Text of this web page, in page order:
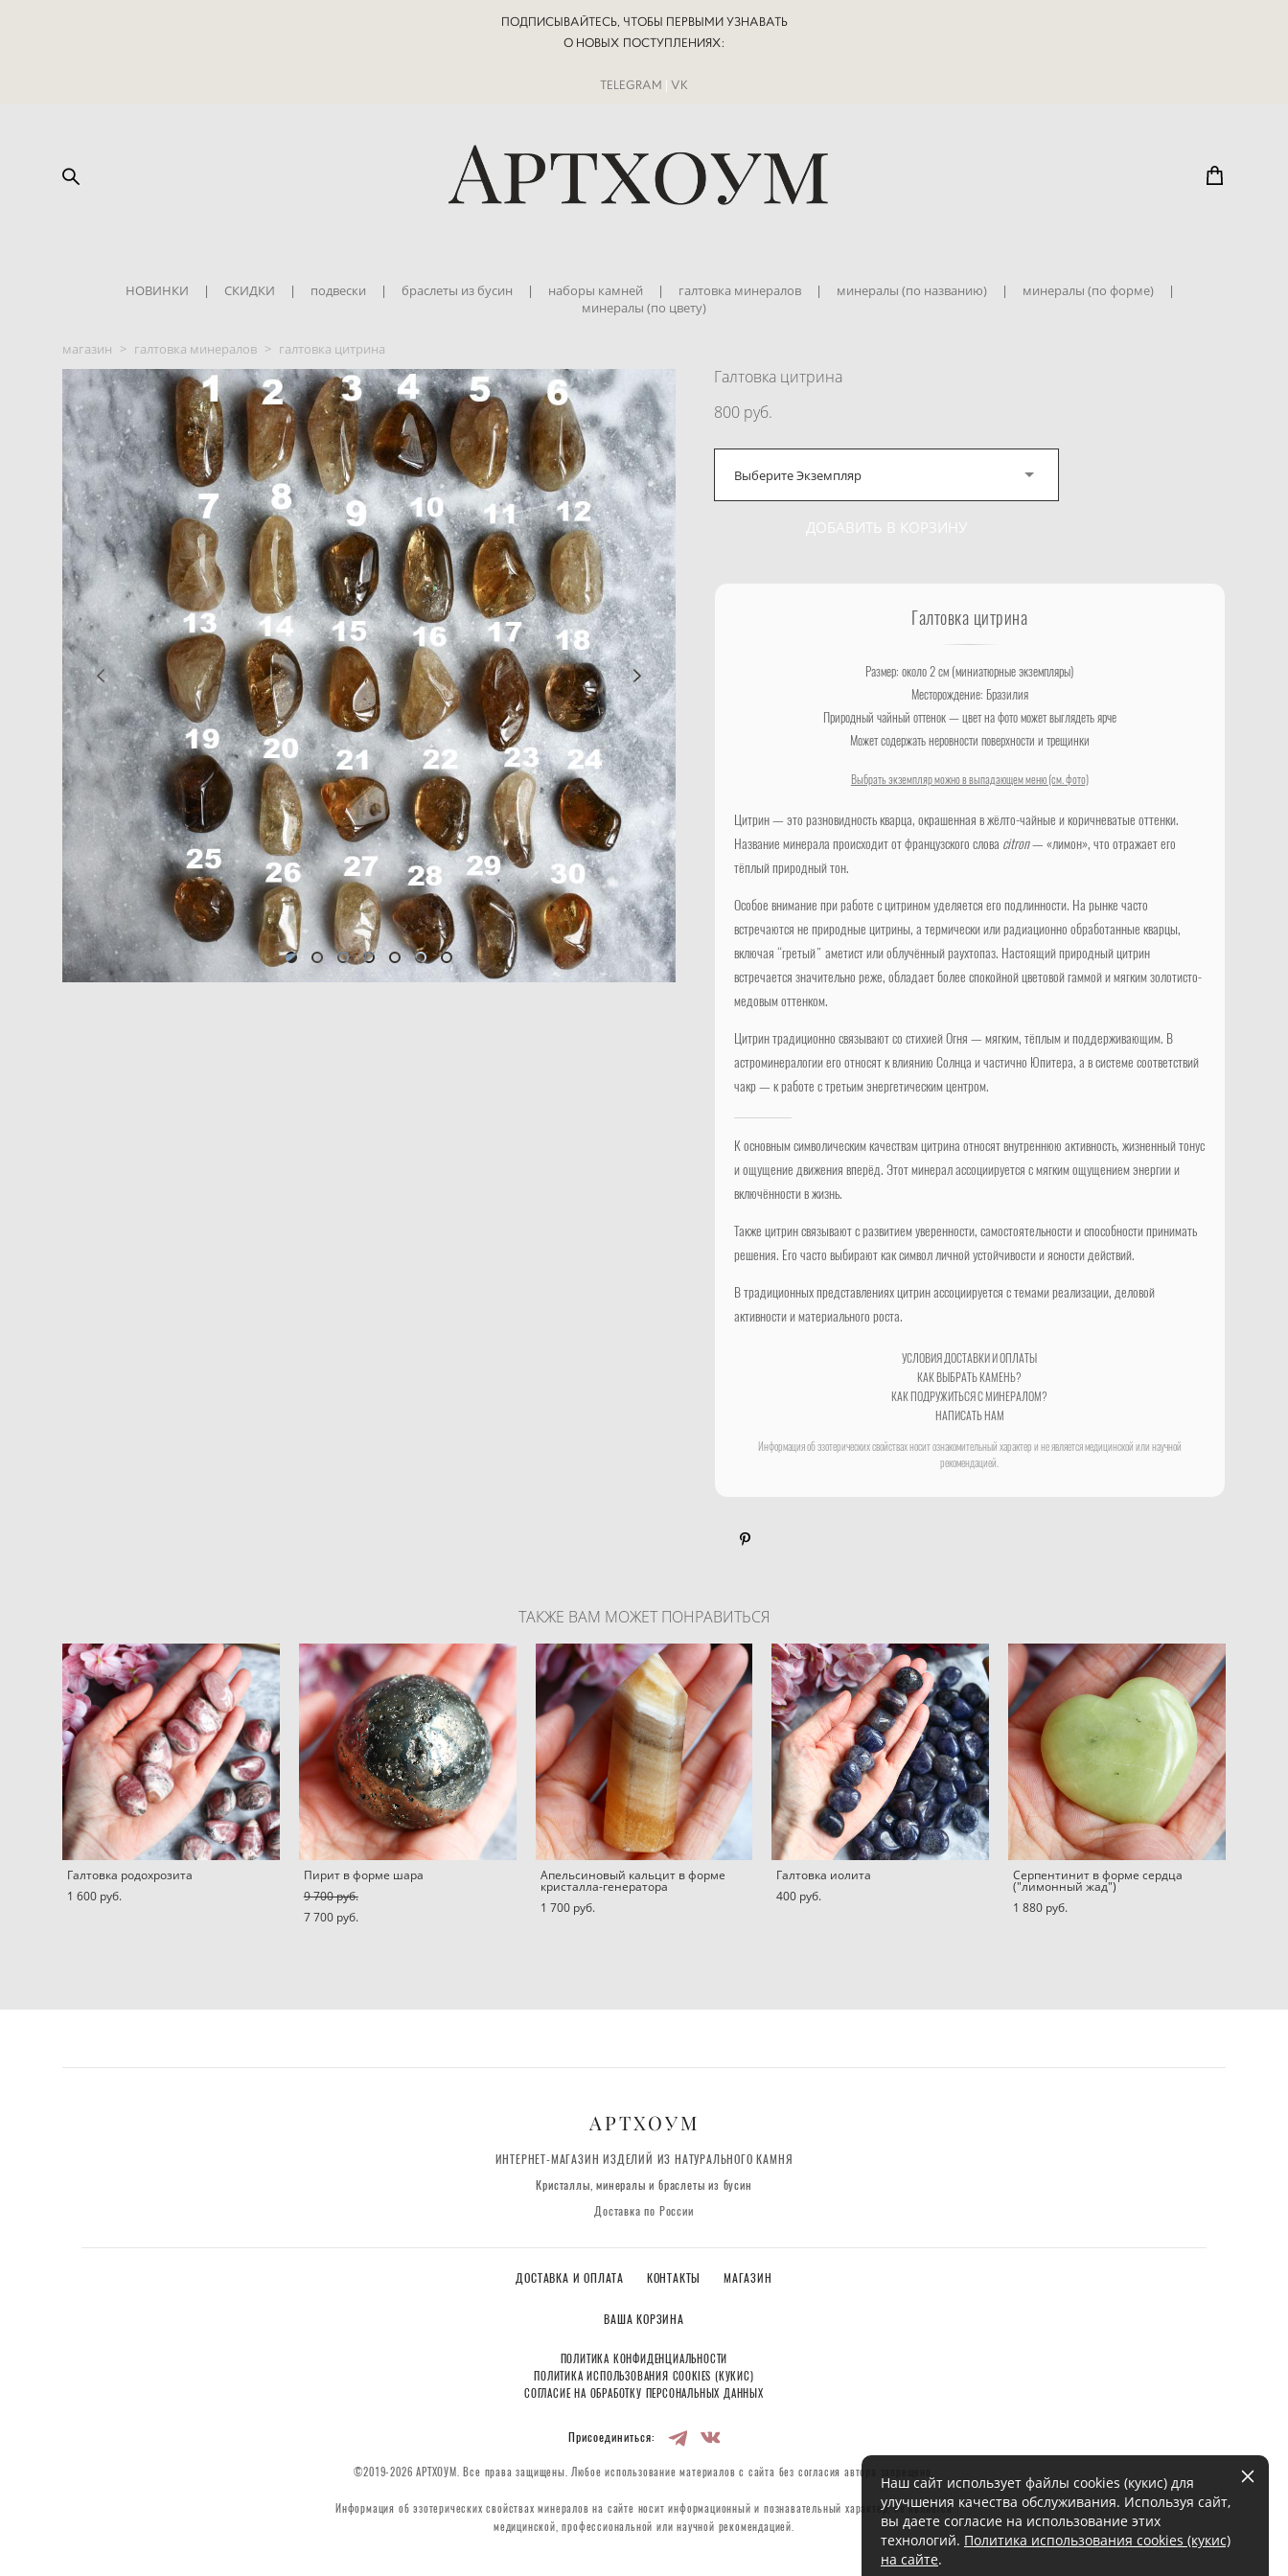
ПОДПИСЫВАЙТЕСЬ, ЧТОБЫ ПЕРВЫМИ УЗНАВАТЬ
О НОВЫХ ПОСТУПЛЕНИЯХ:
TELEGRAM | VK
НОВИНКИ | СКИДКИ | подвески | браслеты из бусин | наборы камней | галтовка минералов | минералы (по названию) | минералы (по форме)
|
минералы (по цвету)
магазин > галтовка минералов > галтовка цитрина
Галтовка цитрина
800 pуб.
Выберите Экземпляр
ДОБАВИТЬ В КОРЗИНУ
Галтовка цитрина
Размер: около 2 см (миниатюрные экземпляры)
Месторождение: Бразилия
Природный чайный оттенок — цвет на фото может выглядеть ярче
Может содержать неровности поверхности и трещинки
Выбрать экземпляр можно в выпадающем меню (см. фото)
Цитрин — это разновидность кварца, окрашенная в жёлто-чайные и коричневатые оттенки.
Название минерала происходит от французского слова citron— «лимон», что отражает его
тёплый природный тон.
Особое внимание при работе с цитрином уделяется его подлинности. На рынке часто
встречаются не природные цитрины, а термически или радиационно обработанные кварцы,
включая “гретый” аметист или облучённый раухтопаз. Настоящий природный цитрин
встречается значительно реже, обладает более спокойной цветовой гаммой и мягким золотисто-
медовым оттенком.
Цитрин традиционно связывают со стихией Огня — мягким, тёплым и поддерживающим. В
астроминералогии его относят к влиянию Солнца и частично Юпитера, а в системе соответствий
чакр — к работе с третьим энергетическим центром.
К основным символическим качествам цитрина относят внутреннюю активность, жизненный тонус
и ощущение движения вперёд. Этот минерал ассоциируется с мягким ощущением энергии и
включённости в жизнь.
Также цитрин связывают с развитием уверенности, самостоятельности и способности принимать
решения. Его часто выбирают как символ личной устойчивости и ясности действий.
В традиционных представлениях цитрин ассоциируется с темами реализации, деловой
активности и материального роста.
УСЛОВИЯ ДОСТАВКИ И ОПЛАТЫ
КАК ВЫБРАТЬ КАМЕНЬ?
КАК ПОДРУЖИТЬСЯ С МИНЕРАЛОМ?
НАПИСАТЬ НАМ
Информация об эзотерических свойствах носит ознакомительный характер и не является медицинской или научной
рекомендацией.
ТАКЖЕ ВАМ МОЖЕТ ПОНРАВИТЬСЯ
Галтовка родохрозита
1 600 pуб.
Пирит в форме шара
9 700 pуб.
7 700 pуб.
Апельсиновый кальцит в форме
кристалла-генератора
1 700 pуб.
Галтовка иолита
400 pуб.
Серпентинит в форме сердца
("лимонный жад")
1 880 pуб.
АРТХОУМ
ИНТЕРНЕТ-МАГАЗИН ИЗДЕЛИЙ ИЗ НАТУРАЛЬНОГО КАМНЯ
Кристаллы, минералы и браслеты из бусин
Доставка по России
ДОСТАВКА И ОПЛАТА КОНТАКТЫ МАГАЗИН
ВАША КОРЗИНА
ПОЛИТИКА КОНФИДЕНЦИАЛЬНОСТИ
ПОЛИТИКА ИСПОЛЬЗОВАНИЯ COOKIES (КУКИС)
СОГЛАСИЕ НА ОБРАБОТКУ ПЕРСОНАЛЬНЫХ ДАННЫХ
Присоединиться:
©2019-2026 АРТХОУМ. Все права защищены. Любое использование материалов с сайта без согласия автора запрещено.
Информация об эзотерических свойствах минералов на сайте носит информационный и познавательный характер, не является
медицинской, профессиональной или научной рекомендацией.
Наш сайт использует файлы cookies (кукис) для
улучшения качества обслуживания. Используя сайт,
вы даете согласие на использование этих
технологий. Политика использования cookies (кукис)
на сайте.